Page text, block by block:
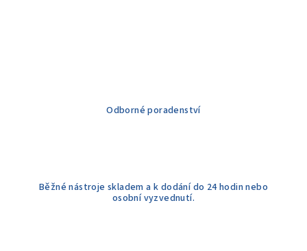
Odborné poradenství
Běžné nástroje skladem a k dodání do 24 hodin nebo
osobní vyzvednutí.